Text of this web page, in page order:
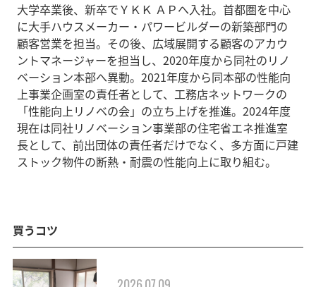
大学卒業後、新卒でＹＫＫ ＡＰへ入社。首都圏を中心
に大手ハウスメーカー・パワービルダーの新築部門の
顧客営業を担当。その後、広域展開する顧客のアカウ
ントマネージャーを担当し、2020年度から同社のリノ
ベーション本部へ異動。2021年度から同本部の性能向
上事業企画室の責任者として、工務店ネットワークの
「性能向上リノベの会」の立ち上げを推進。2024年度
現在は同社リノベーション事業部の住宅省エネ推進室
長として、前出団体の責任者だけでなく、多方面に戸建
ストック物件の断熱・耐震の性能向上に取り組む。
買うコツ